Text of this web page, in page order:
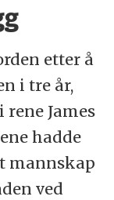
etter å
i tre år,
James
hadde
mannskap
ved